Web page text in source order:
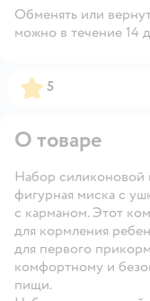
Обменять или
можно в течение 14
Рейтинг:
5
О товаре
Набор силиконовой
фигурная миска с
с карманом. Этот
для кормления
для первого
комфортному и
пищи.